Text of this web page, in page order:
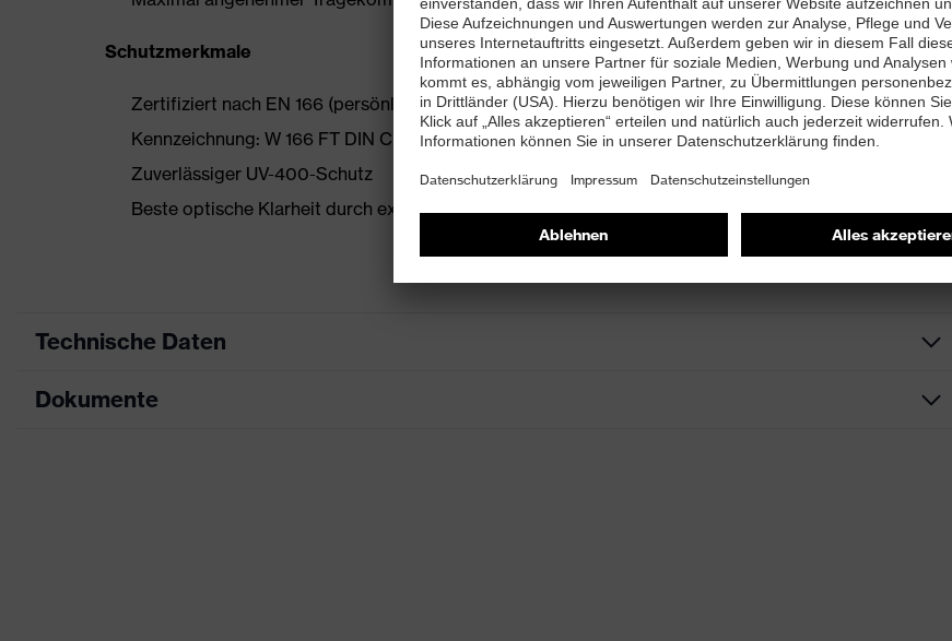
Schutzmerkmale
Zertifiziert nach EN 166 (persönlicher Augenschutz) und EN 170 (UV-Schutz-Filter)
Kennzeichnung: W 166 FT DIN CE – 2C-1,2 W 1 FTKN DIN CE
Zuverlässiger UV-400-Schutz
Beste optische Klarheit durch extrem dünne Wrap-around-Scheibe
Technische Daten
Produktart
Dokumente